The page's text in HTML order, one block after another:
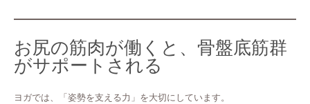
お尻の筋肉が働くと、骨盤底筋群
がサポートされる
ヨガでは、「姿勢を支える力」を大切にしています。